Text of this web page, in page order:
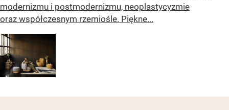
modernizmu i postmodernizmu, neoplastycyzmie
oraz współczesnym rzemiośle. Piękne...